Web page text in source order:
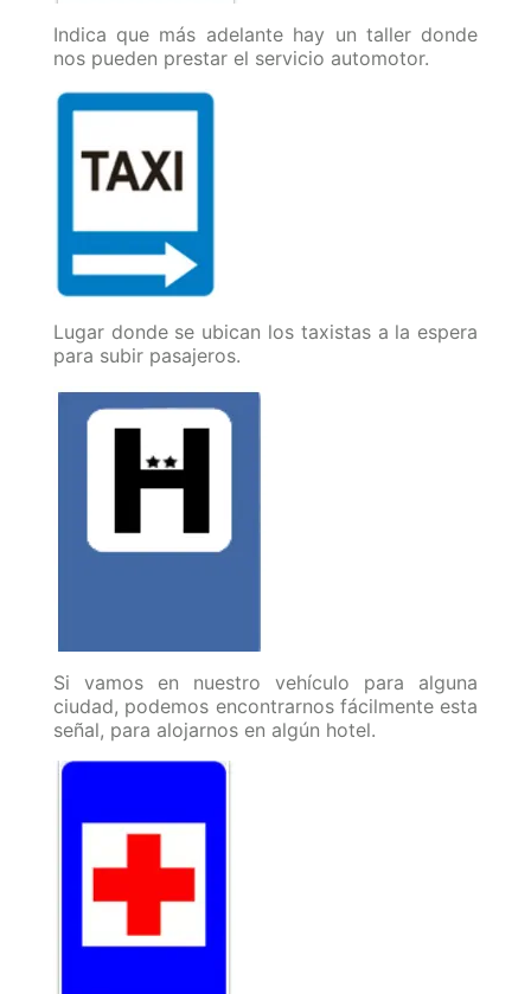
Indica que más adelante hay un taller donde
nos pueden prestar el servicio automotor.
Lugar donde se ubican los taxistas a la espera
para subir pasajeros.
Si vamos en nuestro vehículo para alguna
ciudad, podemos encontrarnos fácilmente esta
señal, para alojarnos en algún hotel.